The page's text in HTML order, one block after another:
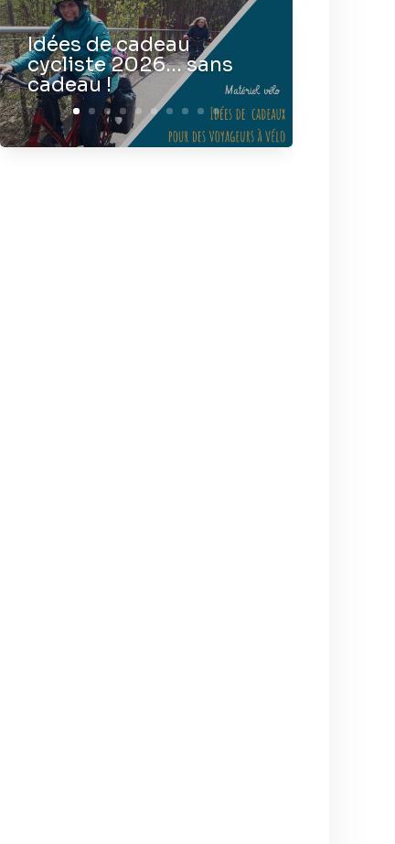
Idées de cadeau
cycliste 2026… sans
cadeau !